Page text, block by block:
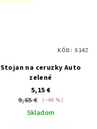
Stojan na ceruzky Auto
zelené
5,15 €
9,65 € (–46 %)
Skladom
KÓD: S14Z